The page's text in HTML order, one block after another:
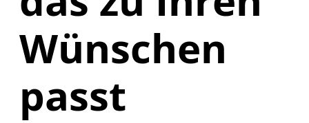
Wünschen
passt